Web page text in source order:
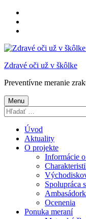
obsah
pätičku
Zdravé oči už v škôlke
Preventívne meranie
Menu
Hľadať:
Úvod
Aktuality
O projekte
Informácie
Spolupráca
Ocenenia
Ponuka meraní